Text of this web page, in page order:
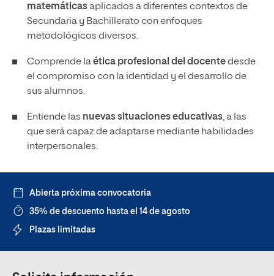
matemáticasaplicados a diferentes contextos de
Secundaria y Bachillerato con enfoques
metodológicos diversos.
Comprende laética profesional del docentedesde
el compromiso con la identidad y el desarrollo de
sus alumnos.
Entiende las nuevas situaciones educativas, a las
que será capaz de adaptarse mediante habilidades
interpersonales.
Abierta próxima convocatoria
35% de descuento hasta el 14 de agosto
Plazas limitadas